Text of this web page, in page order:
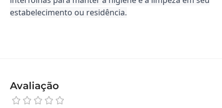
estabelecimento ou residência.
Avaliação